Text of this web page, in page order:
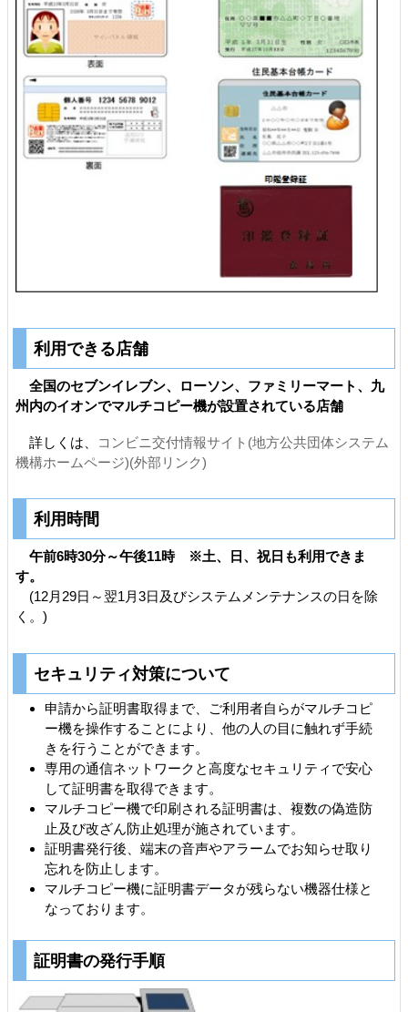
利用できる店舗
全国のセブンイレブン、ローソン、ファミリーマート、九
州内のイオンでマルチコピー機が設置されている店舗
詳しくは、
コンビニ交付情報サイト(地方公共団体システム
機構ホームページ)(外部リンク)
利用時間
午前6時30分～午後11時 ※土、日、祝日も利用できま
す。
(12月29日～翌1月3日及びシステムメンテナンスの日を除
く。)
セキュリティ対策について
申請から証明書取得まで、ご利用者自らがマルチコピ
ー機を操作することにより、他の人の目に触れず手続
きを行うことができます。
専用の通信ネットワークと高度なセキュリティで安心
して証明書を取得できます。
マルチコピー機で印刷される証明書は、複数の偽造防
止及び改ざん防止処理が施されています。
証明書発行後、端末の音声やアラームでお知らせ取り
忘れを防止します。
マルチコピー機に証明書データが残らない機器仕様と
なっております。
証明書の発行手順